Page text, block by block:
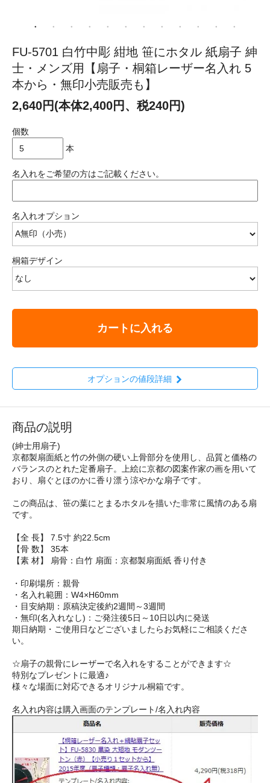
FU-5701 白竹中彫 紺地 笹にホタル 紙扇子 紳
士・メンズ用【扇子・桐箱レーザー名入れ 5
本から・無印小売販売も】
2,640円(本体2,400円、税240円)
個数
本
名入れをご希望の方はご記載ください。
名入れオプション
桐箱デザイン
カートに入れる
オプションの値段詳細
商品の説明
(紳士用扇子)
京都製扇面紙と竹の外側の硬い上骨部分を使用し、品質と価格の
バランスのとれた定番扇子。上絵に京都の図案作家の画を用いて
おり、扇ぐとほのかに香り漂う涼やかな扇子です。
この商品は、笹の葉にとまるホタルを描いた非常に風情のある扇
です。
【全 長】 7.5寸 約22.5cm
【骨 数】 35本
【素 材】 扇骨：白竹 扇面：京都製扇面紙 香り付き
・印刷場所：親骨
・名入れ範囲：W4×H60mm
・目安納期：原稿決定後約2週間～3週間
・無印(名入れなし)：ご発注後5日～10日以内に発送
期日納期・ご使用日などございましたらお気軽にご相談くださ
い。
☆扇子の親骨にレーザーで名入れをすることができます☆
特別なプレゼントに最適♪
様々な場面に対応できるオリジナル桐箱です。
名入れ内容は購入画面のテンプレート/名入れ内容